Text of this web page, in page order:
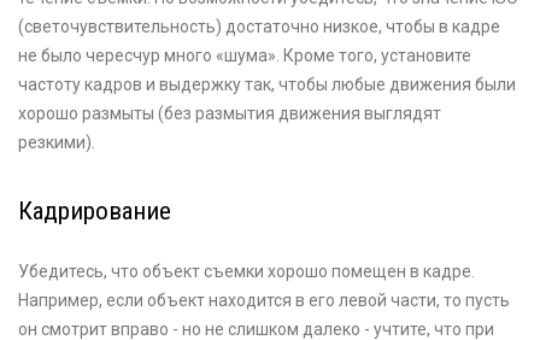
(светочувствительность) достаточно низкое, чтобы в кадре
не было чересчур много «шума». Кроме того, установите
частоту кадров и выдержку так, чтобы любые движения были
хорошо размыты (без размытия движения выглядят
резкими).
Кадрирование
Убедитесь, что объект съемки хорошо помещен в кадре.
Например, если объект находится в его левой части, то пусть
он смотрит вправо - но не слишком далеко - учтите, что при